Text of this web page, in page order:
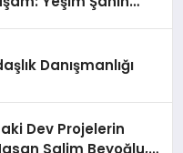
Danışmanlığı
Dev Projelerin
Salim Beyoğlu,